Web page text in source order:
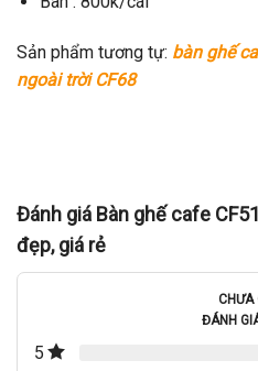
Sản phẩm tương tự: bàn ghế
ngoài trời CF68
Đánh giá Bàn ghế cafe
đẹp, giá rẻ
CHƯA
ĐÁNH
5